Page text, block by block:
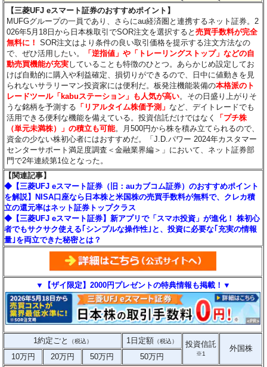
【三菱UFJ eスマート証券のおすすめポイント】
MUFGグループの一員であり、さらにau経済圏と連携するネット証券。2
026年5月18日から日本株取引でSOR注文を選択すると売買手数料が完全
無料に！ SOR注文はより条件の良い取引価格を提示する注文方法なの
で、ぜひ活用したい。
「逆指値」や「トレーリングストップ」などの自
動売買機能が充実していることも特徴のひとつ。あらかじめ設定してお
けば自動的に購入や利益確定、損切りができるので、日中に値動きを見
られないサラリーマン投資家には便利だ。板発注機能装備の本格派のト
レードツール「kabuステーション」も人気が高い。その日盛り上がりそ
うな銘柄を予測する 「リアルタイム株価予測」 など、デイトレードでも
活用できる便利な機能を備えている。投資信託だけではなく
「プチ株
（単元未満株）」の積立も可能。月500円から株を積み立てられるので、
資金の少ない株初心者にはおすすめだ。「J.D.パワー 2024年カスタマー
センターサポート満足度調査＜金融業界編＞」において、ネット証券部
門で2年連続第1位となった。
【関連記事】
◆【三菱UFJ eスマート証券（旧：auカブコム証券）のおすすめポイント
を解説】NISA口座なら日本株と米国株の売買手数料が無料で、クレカ積
立の還元率はネット証券トップクラス
◆【三菱UFJ eスマート証券】新アプリで「スマホ投資」が進化！ 株初心
者でもサクサク使える｢シンプルな操作性｣と、投資に必要な｢充実の情報
量｣を両立できた秘密とは？
▼【ザイ限定】2000円プレゼントの特典情報も掲載！▼
1約定ごと （税込） 1日定額 （税込） 投資信託
※1
外国株
10万円
20万円 50万円 50万円